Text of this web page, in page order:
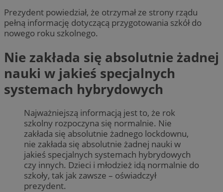
Prezydent powiedział, że otrzymał ze strony rządu
pełną informację dotyczącą przygotowania szkół do
nowego roku szkolnego.
Nie zakłada się absolutnie żadnej
nauki w jakieś specjalnych
systemach hybrydowych
Najważniejszą informacją jest to, że rok
szkolny rozpoczyna się normalnie. Nie
zakłada się absolutnie żadnego lockdownu,
nie zakłada się absolutnie żadnej nauki w
jakieś specjalnych systemach hybrydowych
czy innych. Dzieci i młodzież idą normalnie do
szkoły, tak jak zawsze – oświadczył
prezydent.